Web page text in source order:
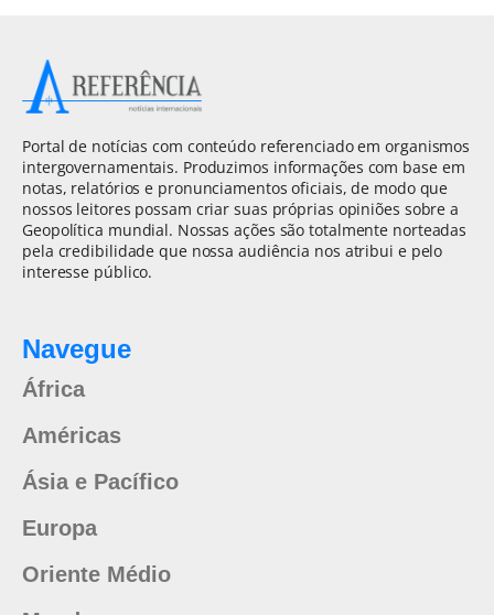
Portal de notícias com conteúdo referenciado em organismos
intergovernamentais. Produzimos informações com base em
notas, relatórios e pronunciamentos oficiais, de modo que
nossos leitores possam criar suas próprias opiniões sobre a
Geopolítica mundial. Nossas ações são totalmente norteadas
pela credibilidade que nossa audiência nos atribui e pelo
interesse público.
Navegue
África
Américas
Ásia e Pacífico
Europa
Oriente Médio